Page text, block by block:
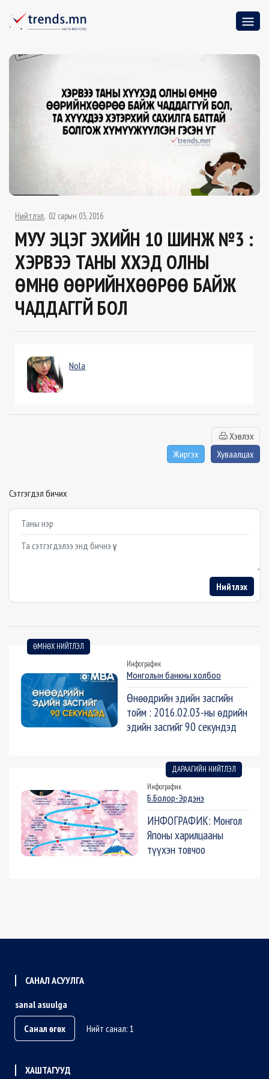
Нийтлэл 02 сарын 03, 2016
МУУ ЭЦЭГ ЭХИЙН 10 ШИНЖ №3 :
ХЭРВЭЭ ТАНЫ ХҮҮХЭД ОЛНЫ
ӨМНӨ ӨӨРИЙНХӨӨРӨӨ БАЙЖ
ЧАДДАГГҮЙ БОЛ
Nola
Хэвлэх
Жиргэх
Хуваалцах
Сэтгэгдэл бичих
Example textarea
Нийтлэх
ӨМНӨХ НИЙТЛЭЛ
Инфографик
Монголын банкны холбоо
Өнөөдрийн эдийн засгийн
тойм : 2016.02.03-ны өдрийн
эдийн засгийг 90 секундэд
ДАРААГИЙН НИЙТЛЭЛ
Инфографик
Б.Болор-Эрдэнэ
ИНФОГРАФИК: Монгол
Японы харилцааны
түүхэн товчоо
САНАЛ АСУУЛГА
sanal asuulga
Санал өгөх
Нийт санал: 1
ХАШТАГУУД